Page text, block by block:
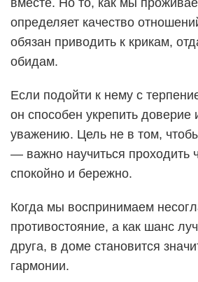
определяет качество
обязан приводить к крикам,
обидам.
Если подойти к нему с
он способен укрепить доверие
уважению. Цель не в том,
— важно научиться проходить
спокойно и бережно.
Когда мы воспринимаем
противостояние, а как шанс
друга, в доме становится
гармонии.